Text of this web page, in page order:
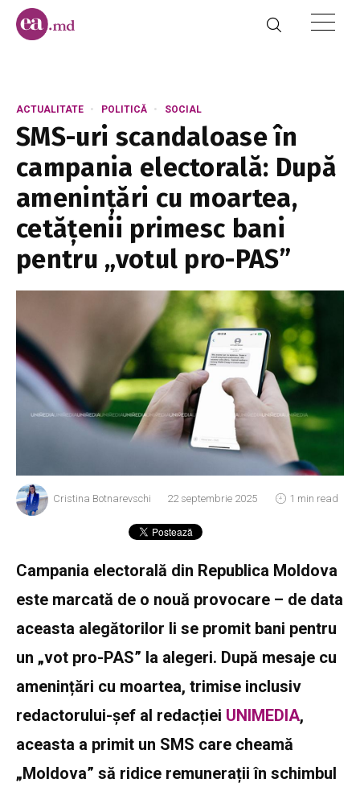
ACTUALITATE POLITICĂ SOCIAL
SMS-uri scandaloase în
campania electorală: După
amenințări cu moartea,
cetățenii primesc bani
pentru „votul pro-PAS”
Cristina Botnarevschi 22 septembrie 2025 1 min read
Campania electorală din Republica Moldova
este marcată de o nouă provocare – de data
aceasta alegătorilor li se promit bani pentru
un „vot pro-PAS” la alegeri. După mesaje cu
amenințări cu moartea, trimise inclusiv
redactorului-șef al redacției UNIMEDIA,
aceasta a primit un SMS care cheamă
„Moldova” să ridice remunerații în schimbul